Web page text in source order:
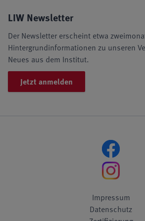
LIW Newsletter
Der Newsletter erscheint etwa
Hintergrundinformationen zu unseren
Neues aus dem Institut.
Jetzt anmelden
Impressum
Datenschutz